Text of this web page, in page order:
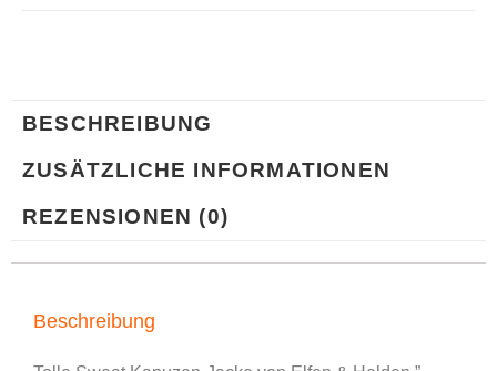
BESCHREIBUNG
ZUSÄTZLICHE INFORMATIONEN
REZENSIONEN (0)
Beschreibung